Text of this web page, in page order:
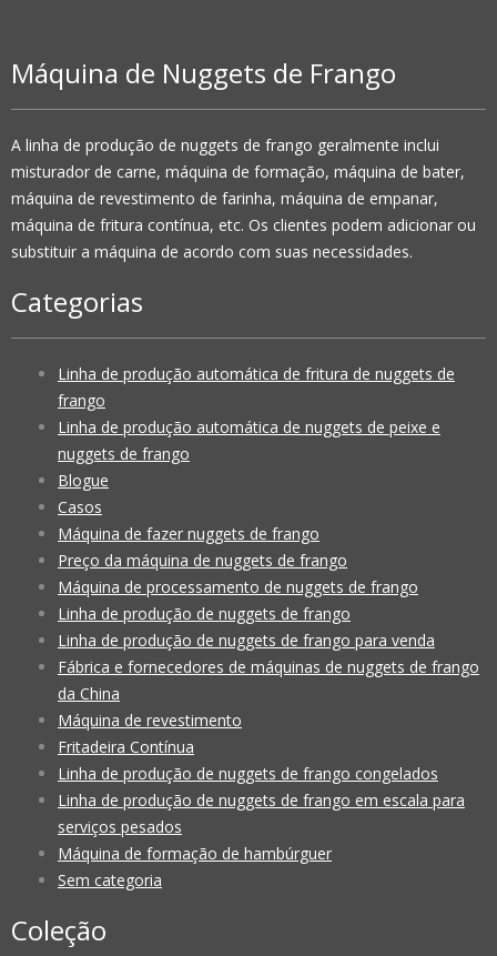
Máquina de Nuggets de Frango
A linha de produção de nuggets de frango geralmente inclui
misturador de carne, máquina de formação, máquina de bater,
máquina de revestimento de farinha, máquina de empanar,
máquina de fritura contínua, etc. Os clientes podem adicionar ou
substituir a máquina de acordo com suas necessidades.
Categorias
Linha de produção automática de fritura de nuggets de
frango
Linha de produção automática de nuggets de peixe e
nuggets de frango
Blogue
Casos
Máquina de fazer nuggets de frango
Preço da máquina de nuggets de frango
Máquina de processamento de nuggets de frango
Linha de produção de nuggets de frango
Linha de produção de nuggets de frango para venda
Fábrica e fornecedores de máquinas de nuggets de frango
da China
Máquina de revestimento
Fritadeira Contínua
Linha de produção de nuggets de frango congelados
Linha de produção de nuggets de frango em escala para
serviços pesados
Máquina de formação de hambúrguer
Sem categoria
Coleção